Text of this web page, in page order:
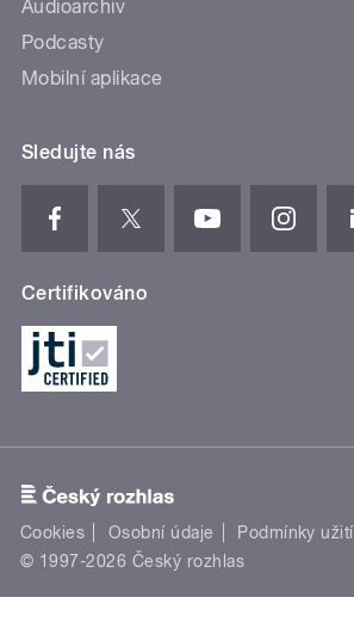
Audioarchiv
Podcasty
Mobilní aplikace
Sledujte nás
Certifikováno
Cookies Osobní údaje Podmínky užití
© 1997-2026 Český rozhlas